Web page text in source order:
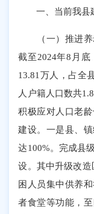
一、当前我县建
（一）推进养
截至2024年8月
13.81万人，占全
人户籍人口数共
积极应对人口老
建设。一是县、
达100%。完成县
设。其中升级改
困人员集中供养
者食堂等功能，